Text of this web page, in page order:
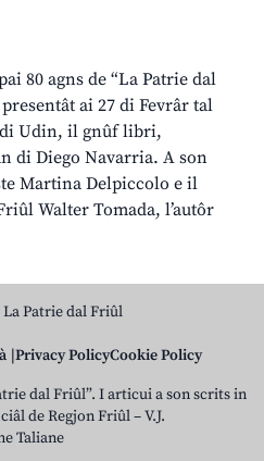
80 agns de “La Patrie dal
ai 27 di Fevrâr tal
di Udin, il gnûf libri,
di Diego Navarria. A son
Martina Delpiccolo e il
Walter Tomada, l’autôr
Patrie dal Friûl
Privacy PolicyCookie Policy
dal Friûl”. I articui a son scrits in
de Regjon Friûl – V.J.
Taliane